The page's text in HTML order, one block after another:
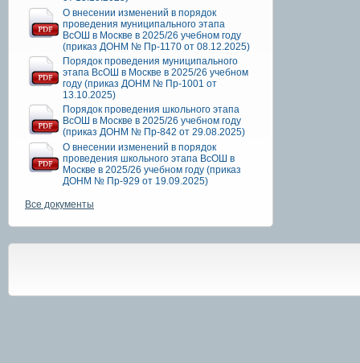
О внесении изменений в порядок
проведения муниципального этапа
ВсОШ в Москве в 2025/26 учебном году
(приказ ДОНМ № Пр-1170 от 08.12.2025)
Порядок проведения муниципального
этапа ВсОШ в Москве в 2025/26 учебном
году (приказ ДОНМ № Пр-1001 от
13.10.2025)
Порядок проведения школьного этапа
ВсОШ в Москве в 2025/26 учебном году
(приказ ДОНМ № Пр-842 от 29.08.2025)
О внесении изменений в порядок
проведения школьного этапа ВсОШ в
Москве в 2025/26 учебном году (приказ
ДОНМ № Пр-929 от 19.09.2025)
Все документы